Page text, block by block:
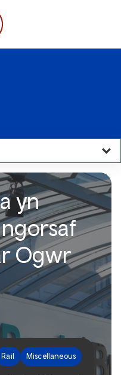
dechrau
y-bont ar
yn
Ogwr
Rail Miscellaneous